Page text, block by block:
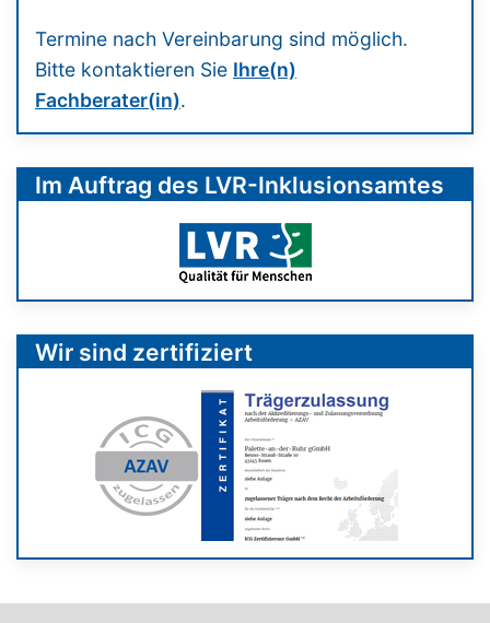
Termine nach Vereinbarung sind möglich.
Bitte kontaktieren Sie Ihre(n)
Fachberater(in).
Im Auftrag des LVR-Inklusionsamtes
Wir sind zertifiziert